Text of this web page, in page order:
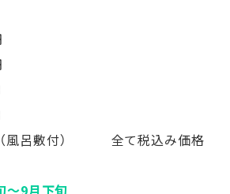
風呂敷付） 全て税込み価格